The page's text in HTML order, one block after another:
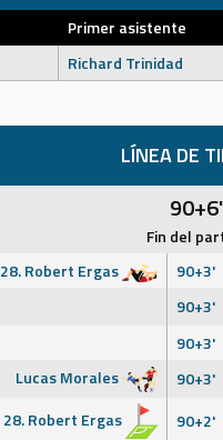
Primer asistente
Richard Trinidad
LÍNEA DE
90+6'
Fin del
28. Robert Ergas
90+3'
90+3'
90+3'
Lucas Morales
90+3'
28. Robert Ergas
90+2'